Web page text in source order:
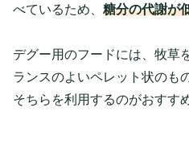
べているため、 糖分の代謝が
デグー用のフードには、牧草
ランスのよいペレット状のも
そちらを利用するのがおすす